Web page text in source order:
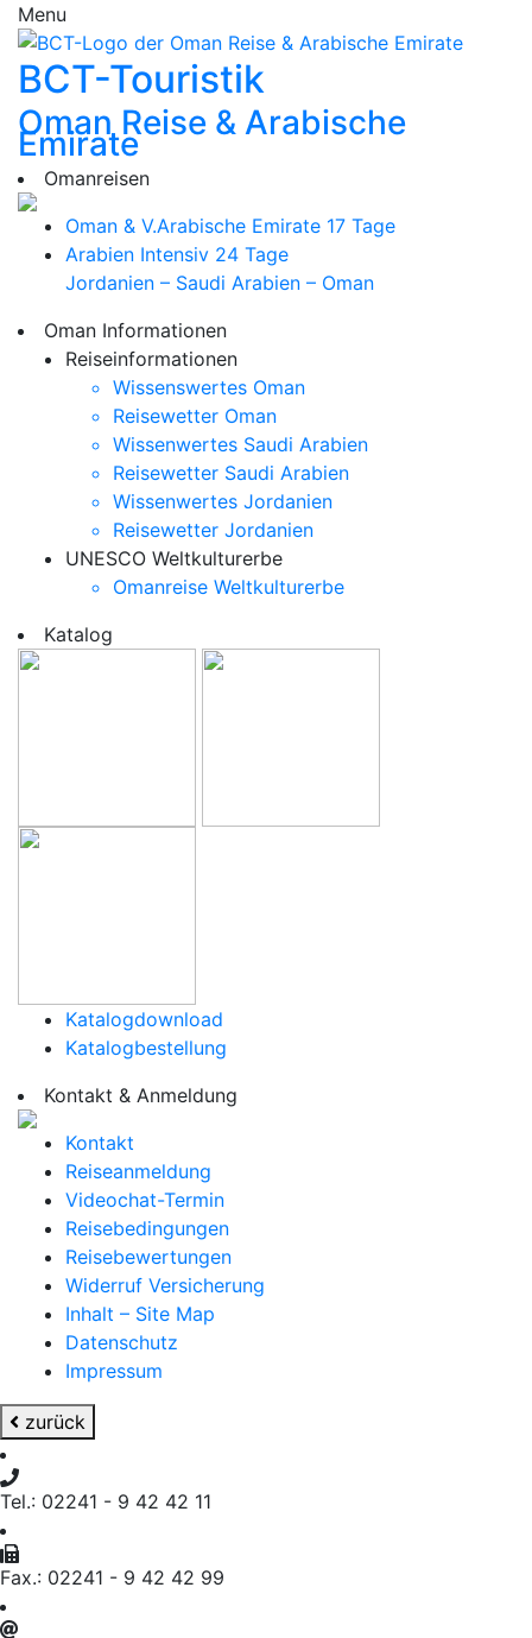
Menu
BCT-Touristik
Oman Reise & Arabische
Emirate
Omanreisen
Oman & V.Arabische Emirate 17 Tage
Arabien Intensiv 24 Tage
Jordanien – Saudi Arabien – Oman
Oman Informationen
Reiseinformationen
Wissenswertes Oman
Reisewetter Oman
Wissenwertes Saudi Arabien
Reisewetter Saudi Arabien
Wissenwertes Jordanien
Reisewetter Jordanien
UNESCO Weltkulturerbe
Omanreise Weltkulturerbe
Katalog
Katalogdownload
Katalogbestellung
Kontakt & Anmeldung
Kontakt
Reiseanmeldung
Videochat-Termin
Reisebedingungen
Reisebewertungen
Widerruf Versicherung
Inhalt – Site Map
Datenschutz
Impressum
zurück
Tel.: 02241 - 9 42 42 11
Fax.: 02241 - 9 42 42 99